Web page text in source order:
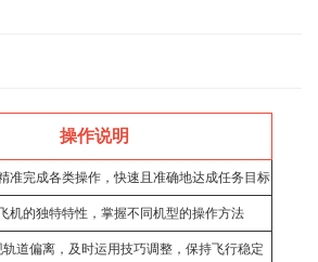
操作说明
准完成各类操作，快速且准确地达成任务目标
机的独特特性，掌握不同机型的操作方法
道偏离，及时运用技巧调整，保持飞行稳定